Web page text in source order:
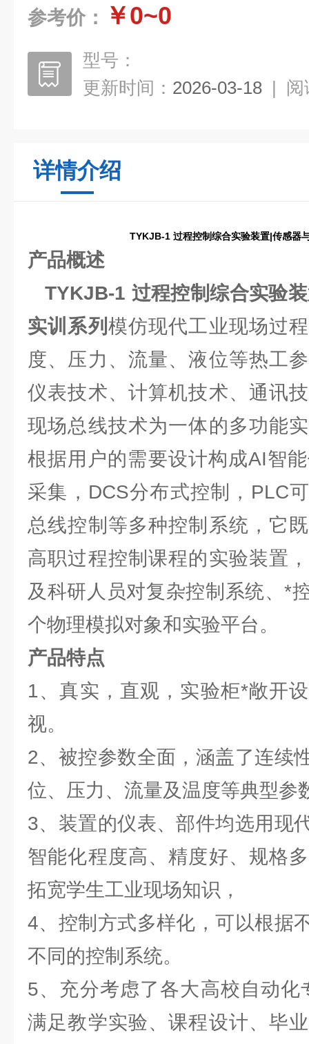
参考价： ￥0~0
型号：
更新时间： 2026-03-18 | 阅
详情介绍
TYKJB-1 过程控制综合实验装置|传感器
产品概述
TYKJB-1 过程控制综合实验
实训系列 模仿现代工业现场过
度、压力、流量、液位等热工
仪表技术、计算机技术、通讯
现场总线技术为一体的多功能
根据用户的需要设计构成AI智
采集，DCS分布式控制，PLC
总线控制等多种控制系统，它
高职过程控制课程的实验装置
及科研人员对复杂控制系统、*
个物理模拟对象和实验平台。
产品特点
1、真实，直观，实验柜*敞开
视。
2、被控参数全面，涵盖了连续
位、压力、流量及温度等典型参
3、装置的仪表、部件均选用现
智能化程度高、精度好、规格
拓宽学生工业现场知识，
4、控制方式多样化，可以根据
不同的控制系统。
5、充分考虑了各大高校自动
满足教学实验、课程设计、毕